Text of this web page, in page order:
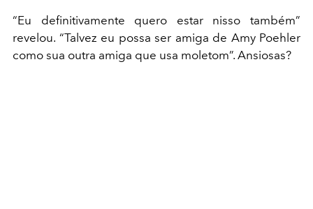
“Eu definitivamente quero estar nisso também”
revelou. “Talvez eu possa ser amiga de Amy Poehler
como sua outra amiga que usa moletom”. Ansiosas?